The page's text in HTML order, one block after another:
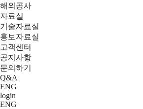
해외공사
자료실
기술자료실
홍보자료실
고객센터
공지사항
문의하기
Q&A
ENG
login
ENG